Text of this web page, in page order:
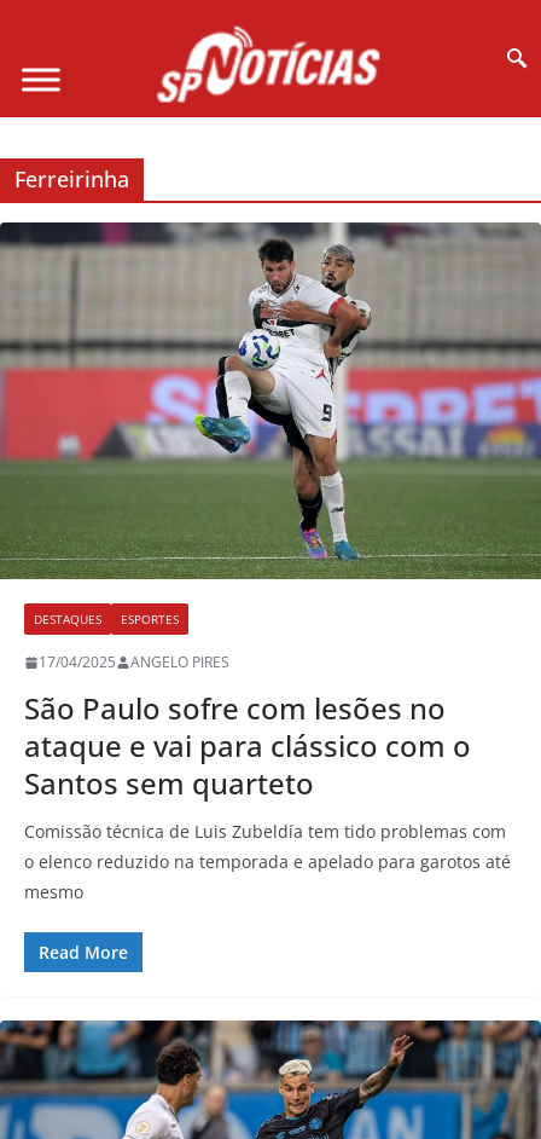
Ferreirinha
DESTAQUES ESPORTES
17/04/2025 ANGELO PIRES
São Paulo sofre com lesões no
ataque e vai para clássico com o
Santos sem quarteto
Comissão técnica de Luis Zubeldía tem tido problemas com
o elenco reduzido na temporada e apelado para garotos até
mesmo
Read More